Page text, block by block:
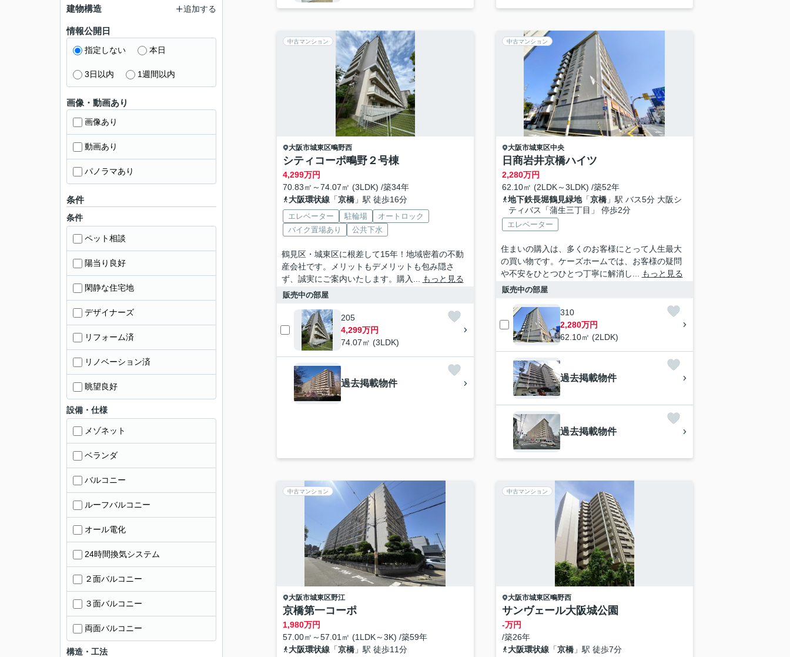
中古マンション
大阪市城東区鴫野西
シティコーポ鴫野２号棟
4,299万円
70.83㎡～74.07㎡ (3LDK) /築34年
大阪環状線「京橋」駅 徒歩16分
エレベーター 駐輪場
オートロック
バイク置場あり
公共下水
鶴見区・城東区に根差して15年！地域密着の不動
産会社です。メリットもデメリットも包み隠さ
ず、誠実にご案内いたします。購入...
もっと見る
販売中の部屋
205
4,299万円
74.07㎡ (3LDK)
過去掲載物件
中古マンション
大阪市城東区中央
日商岩井京橋ハイツ
2,280万円
62.10㎡ (2LDK～3LDK) /築52年
地下鉄長堀鶴見緑地「京橋」駅 バス5分 大阪シ
ティバス「蒲生三丁目」 停歩2分
エレベーター
住まいの購入は、多くのお客様にとって人生最大
の買い物です。ケーズホームでは、お客様の疑問
や不安をひとつひとつ丁寧に解消し...
もっと見る
販売中の部屋
310
2,280万円
62.10㎡ (2LDK)
過去掲載物件
過去掲載物件
中古マンション
大阪市城東区野江
京橋第一コーポ
1,980万円
57.00㎡～57.01㎡ (1LDK～3K) /築59年
大阪環状線「京橋」駅 徒歩11分
中古マンション
大阪市城東区鴫野西
サンヴェール大阪城公園
-万円
/築26年
大阪環状線「京橋」駅 徒歩7分
建物構造 追加する
情報公開日
指定しない 本日
3日以内 1週間以内
画像・動画あり
画像あり
動画あり
パノラマあり
条件
条件
ペット相談
陽当り良好
閑静な住宅地
デザイナーズ
リフォーム済
リノベーション済
眺望良好
設備・仕様
メゾネット
ベランダ
バルコニー
ルーフバルコニー
オール電化
24時間換気システム
２面バルコニー
３面バルコニー
両面バルコニー
構造・工法